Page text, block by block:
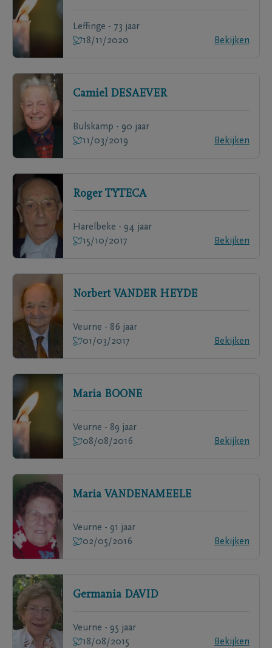
Leffinge - 73 jaar
18/11/2020
Bekijken
Camiel DESAEVER
Bulskamp - 90 jaar
11/03/2019
Bekijken
Roger TYTECA
Harelbeke - 94 jaar
15/10/2017
Bekijken
Norbert VANDER HEYDE
Veurne - 86 jaar
01/03/2017
Bekijken
Maria BOONE
Veurne - 89 jaar
08/08/2016
Bekijken
Maria VANDENAMEELE
Veurne - 91 jaar
02/05/2016
Bekijken
Germania DAVID
Veurne - 95 jaar
18/08/2015
Bekijken